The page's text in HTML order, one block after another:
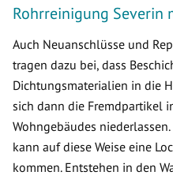
Rohrreinigung Severin
Auch Neuanschlüsse und
tragen dazu bei, dass
Dichtungsmaterialien in die
sich dann die Fremdpartikel
Wohngebäudes
kann auf diese Weise eine
kommen. Entstehen in den